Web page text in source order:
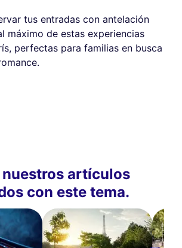
tus entradas con antelación
máximo de estas experiencias
perfectas para familias en busca
nuestros artículos
con este tema.